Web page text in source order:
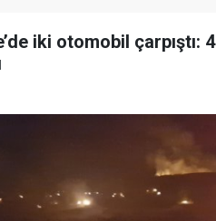
iki otomobil çarpıştı: 4